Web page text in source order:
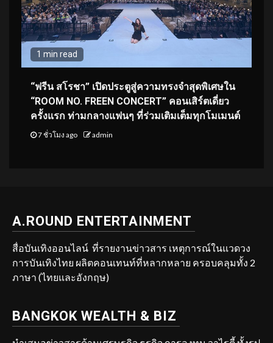
1 min read
“ฟรีน สโรชา” เปิดประตูสู่ความทรงจำสุดพิเศษใน
“ROOM NO. FREEN CONCERT” คอนเสิร์ตเดี่ยว
ครั้งแรก ท่ามกลางแฟนๆ ที่ร่วมเติมเต็มทุกโมเมนต์
7 ชั่วโมง ago admin
A.ROUND ENTERTAINMENT
สื่อบันเทิงออนไลน์ ที่รายงานข่าวสาร เหตุการณ์ในแวดวง
การบันเทิงไทย ผลิตคอนเทนท์ที่หลากหลาย ครอบคลุมทั้ง 2
ภาษา (ไทยและอังกฤษ)
BANGKOK WEALTH & BIZ